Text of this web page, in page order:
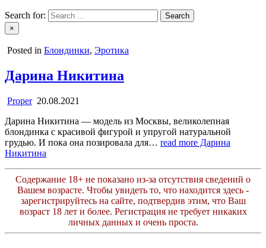
Search for:
×
Posted in Блондинки, Эротика
Дарина Никитина
Proper 20.08.2021
Дарина Никитина — модель из Москвы, великолепная
блондинка с красивой фигурой и упругой натуральной
грудью. И пока она позировала для… read more Дарина
Никитина
Содержание 18+ не показано из-за отсутствия сведений о
Вашем возрасте. Чтобы увидеть то, что находится здесь -
зарегистрируйтесь на сайте, подтвердив этим, что Ваш
возраст 18 лет и более. Регистрация не требует никаких
личных данных и очень проста.